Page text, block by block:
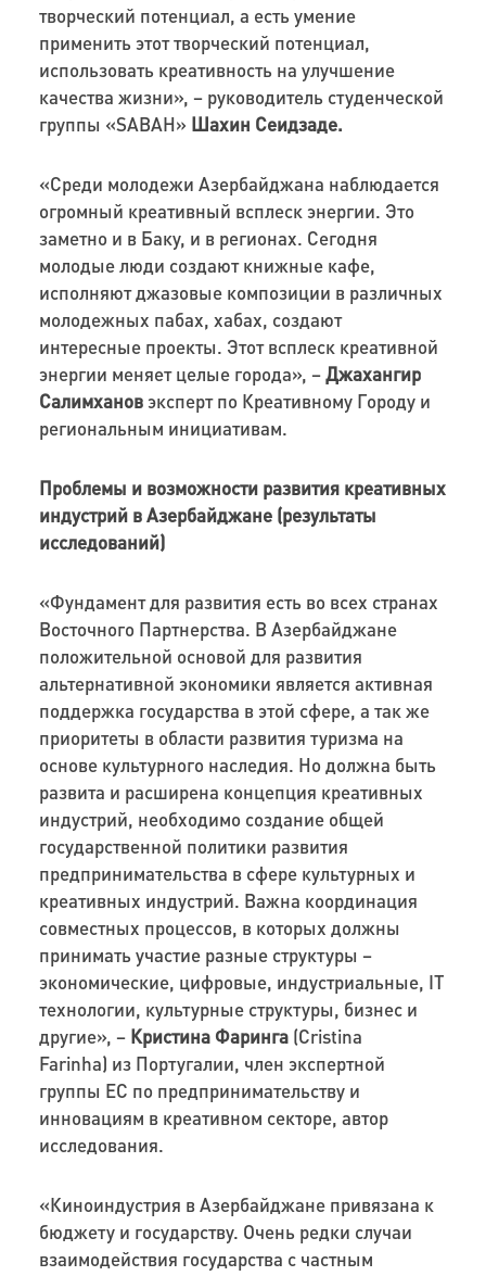
творческий потенциал, а есть умение
применить этот творческий потенциал,
использовать креативность на улучшение
качества жизни», – руководитель студенческой
группы «SABAH» Шахин Сеидзаде.
«Среди молодежи Азербайджана наблюдается
огромный креативный всплеск энергии. Это
заметно и в Баку, и в регионах. Сегодня
молодые люди создают книжные кафе,
исполняют джазовые композиции в различных
молодежных пабах, хабах, создают
интересные проекты. Этот всплеск креативной
энергии меняет целые города», –Джахангир
Салимхановэксперт по Креативному Городу и
региональным инициативам.
Проблемы и возможности развития креативных
индустрий в Азербайджане (результаты
исследований)
«Фундамент для развития есть во всех странах
Восточного Партнерства. В Азербайджане
положительной основой для развития
альтернативной экономики является активная
поддержка государства в этой сфере, а так же
приоритеты в области развития туризма на
основе культурного наследия. Но должна быть
развита и расширена концепция креативных
индустрий, необходимо создание общей
государственной политики развития
предпринимательства в сфере культурных и
креативных индустрий. Важна координация
совместных процессов, в которых должны
принимать участие разные структуры –
экономические, цифровые, индустриальные, IT
технологии, культурные структуры, бизнес и
другие», – Кристина Фаринга(Cristina
Farinha) из Португалии, член экспертной
группы ЕС по предпринимательству и
инновациям в креативном секторе, автор
исследования.
«Киноиндустрия в Азербайджане привязана к
бюджету и государству. Очень редки случаи
взаимодействия государства с частным